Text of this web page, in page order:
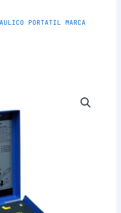
PORTATIL MARCA